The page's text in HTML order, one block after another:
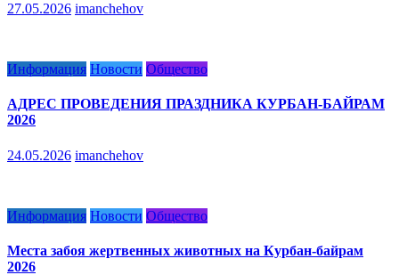
27.05.2026 imanchehov
Информация Новости Общество
АДРЕС ПРОВЕДЕНИЯ ПРАЗДНИКА КУРБАН-БАЙРАМ
2026
24.05.2026 imanchehov
Информация Новости Общество
Места забоя жертвенных животных на Курбан-байрам
2026